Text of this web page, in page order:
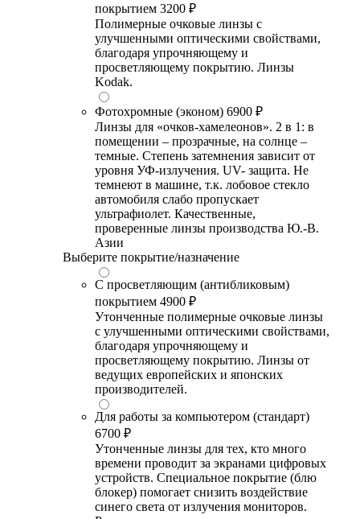
покрытием 3200 ₽
Полимерные очковые линзы с
улучшенными оптическими свойствами,
благодаря упрочняющему и
просветляющему покрытию. Линзы
Kodak.
Фотохромные (эконом) 6900 ₽
Линзы для «очков-хамелеонов». 2 в 1: в
помещении – прозрачные, на солнце –
темные. Степень затемнения зависит от
уровня УФ-излучения. UV- защита. Не
темнеют в машине, т.к. лобовое стекло
автомобиля слабо пропускает
ультрафиолет. Качественные,
проверенные линзы производства Ю.-В.
Азии
Выберите покрытие/назначение
С просветляющим (антибликовым)
покрытием 4900 ₽
Утонченные полимерные очковые линзы
с улучшенными оптическими свойствами,
благодаря упрочняющему и
просветляющему покрытию. Линзы от
ведущих европейских и японских
производителей.
Для работы за компьютером (стандарт)
6700 ₽
Утонченные линзы для тех, кто много
времени проводит за экранами цифровых
устройств. Специальное покрытие (блю
блокер) помогает снизить воздействие
синего света от излучения мониторов.